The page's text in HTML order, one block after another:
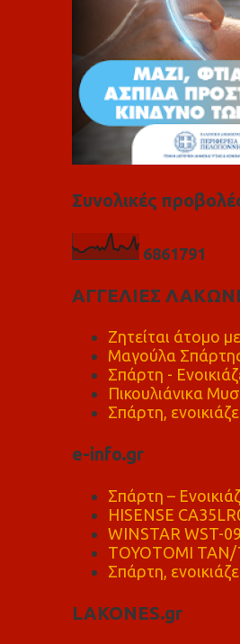
Συνολικές
6861791
ΑΓΓΕΛΙΕΣ
Ζητείται άτομο
Μαγούλα
Σπάρτη -
Πικουλιάνικα
Σπάρτη,
e-info.gr
Σπάρτη –
HISENSE
WINSTAR WST-
TOYOTOMI
Σπάρτη,
LAKONES.gr